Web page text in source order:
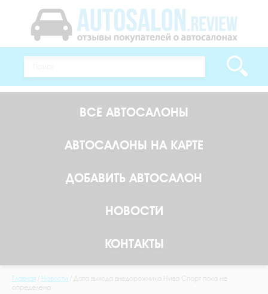
ВСЕ АВТОСАЛОНЫ
АВТОСАЛОНЫ НА КАРТЕ
ДОБАВИТЬ АВТОСАЛОН
НОВОСТИ
КОНТАКТЫ
Главная Новости
Дата выхода внедорожника Нива Спорт пока не
определена